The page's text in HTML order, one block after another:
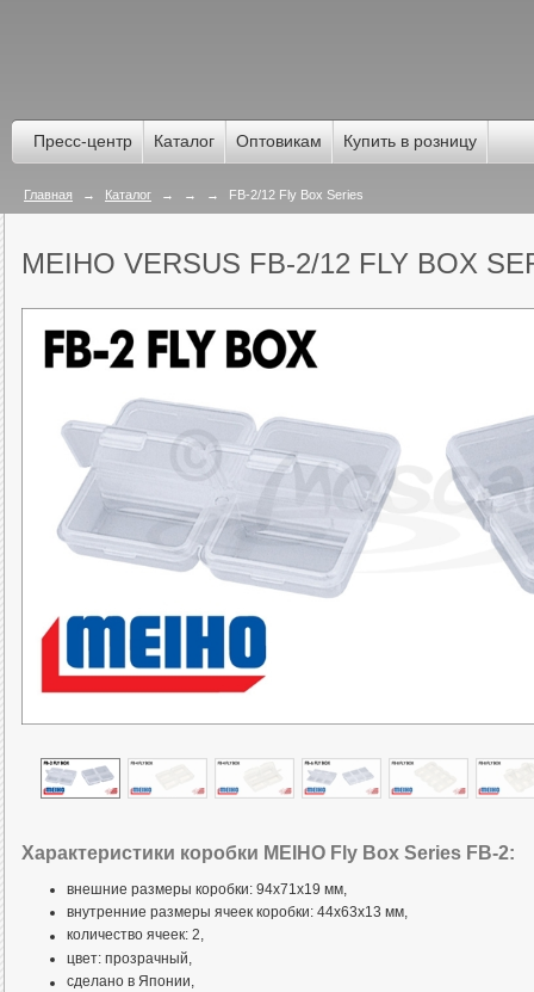
Пресс-центр Каталог Оптовикам Купить в розницу
Главная → Каталог → → → FB-2/12 Fly Box Series
MEIHO VERSUS FB-2/12 FLY BOX
Характеристики коробки MEIHO Fly Box Series FB-2:
внешние размеры коробки: 94x71x19 мм,
внутренние размеры ячеек коробки: 44x63x13 мм,
количество ячеек: 2,
цвет: прозрачный,
сделано в Японии,